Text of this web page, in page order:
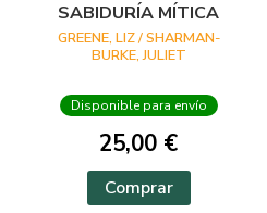
SABIDURÍA MÍTICA
GREENE, LIZ / SHARMAN-
BURKE, JULIET
Disponible para envío
25,00 €
Comprar